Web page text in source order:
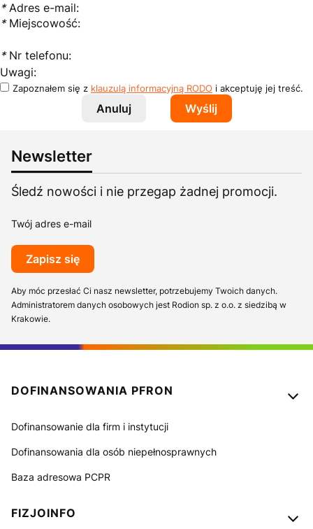
*Adres e-mail:
*Miejscowość:
*Nr telefonu:
Uwagi:
Zapoznałem się z klauzulą informacyjną RODO i akceptuję jej treść.
Anuluj Wyślij
Newsletter
Śledź nowości i nie przegap żadnej promocji.
Twój adres e-mail
Zapisz się
Aby móc przesłać Ci nasz newsletter, potrzebujemy Twoich danych.
Administratorem danych osobowych jest Rodion sp. z o.o. z siedzibą w
Krakowie.
Linki w stopce
DOFINANSOWANIA PFRON
Dofinansowanie dla firm i instytucji
Dofinansowania dla osób niepełnosprawnych
Baza adresowa PCPR
FIZJOINFO